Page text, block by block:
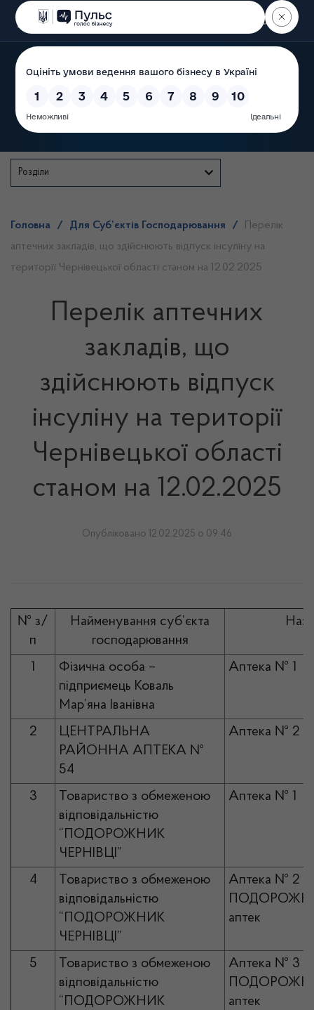
Пошук
Розділи
Головна / Для Суб’єктів Господарювання /
Перелік
аптечних закладів, що здійснюють відпуск інсуліну на
території Чернівецької області станом на 12.02.2025
Перелік аптечних
закладів, що
здійснюють відпуск
інсуліну на території
Чернівецької області
станом на 12.02.2025
Опубліковано 12.02.2025 о 09:46
№ з/
п
Найменування суб’єкта
господарювання
1
Фізична особа –
підприємець Коваль
Мар’яна Іванівна
Аптека № 1
2
ЦЕНТРАЛЬНА
РАЙОННА АПТЕКА №
54
Аптека № 2
3
Товариство з обмеженою
відповідальністю
“ПОДОРОЖНИК
ЧЕРНІВЦІ”
Аптека № 1
4
Товариство з обмеженою
відповідальністю
“ПОДОРОЖНИК
ЧЕРНІВЦІ”
Аптека № 2
аптек
5
Товариство з обмеженою
відповідальністю
“ПОДОРОЖНИК
Аптека № 3
аптек